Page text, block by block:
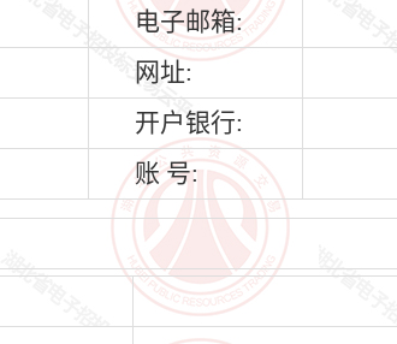
电子邮箱:
网址:
开户银行:
账 号: